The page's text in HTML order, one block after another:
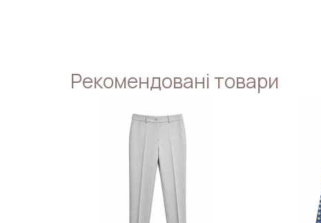
Рекомендовані товари